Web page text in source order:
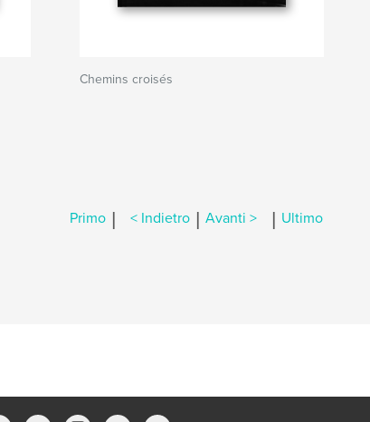
Chemins croisés
Primo | < Indietro | Avanti > | Ultimo